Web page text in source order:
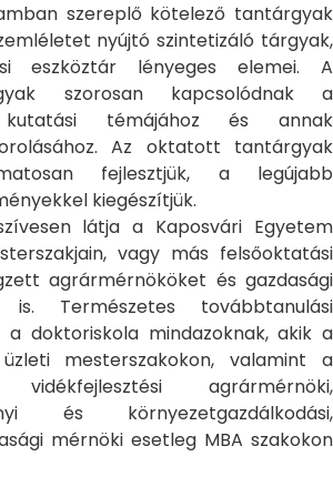
szereplő kötelező tantárgyak
nyújtó szintetizáló tárgyak,
eszköztár lényeges elemei. A
szorosan kapcsolódnak a
kutatási témájához és annak
Az oktatott tantárgyak
fejlesztjük, a legújabb
kiegészítjük.
látja a Kaposvári Egyetem
vagy más felsőoktatási
agrármérnököket és gazdasági
is. Természetes továbbtanulási
doktoriskola mindazoknak, akik a
mesterszakokon, valamint a
agrármérnöki,
és környezetgazdálkodási,
mérnöki esetleg MBA szakokon